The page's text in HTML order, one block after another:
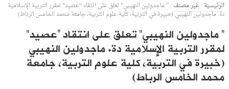
الرئيسية/غير مصنف/” ماجدولين النهيبي” تعلق على انتقاد “عصيد” لمقرر التربية الإسلامية
دة. ماجدولين النهيبي (خبيرة في التربية، كلية علوم التربية، جامعة محمد الخامس الرباط)
” ماجدولين النهيبي” تعلق على انتقاد “عصيد”
لمقرر التربية الإسلامية دة. ماجدولين النهيبي
(خبيرة في التربية، كلية علوم التربية، جامعة
محمد الخامس الرباط)